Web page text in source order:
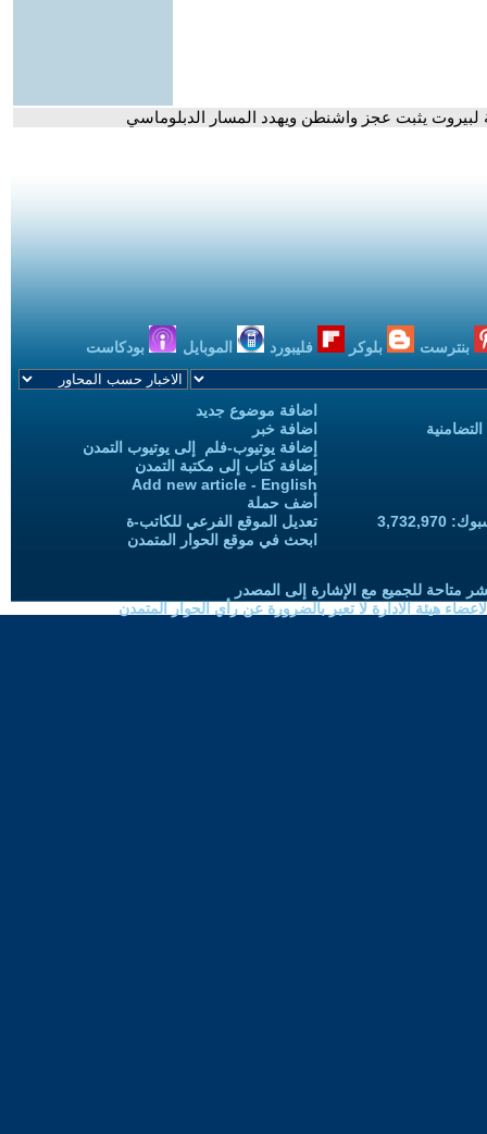
لبيروت يثبت عجز واشنطن ويهدد المسار الدبلوماسي
بنترست بلوكر فليبورد الموبايل بودكاست
اضافة موضوع جديد
اضافة خبر
إضافة يوتيوب-فلم إلى يوتيوب التمدن
إضافة كتاب إلى مكتبة التمدن
Add new article - English
أضف حملة
تعديل الموقع الفرعي للكاتب-ة
ابحث في موقع الحوار المتمدن
متاحة للجميع مع الإشارة إلى المصدر
هيئة الادارة لا تعبر بالضرورة عن رأي الحوار المتمدن